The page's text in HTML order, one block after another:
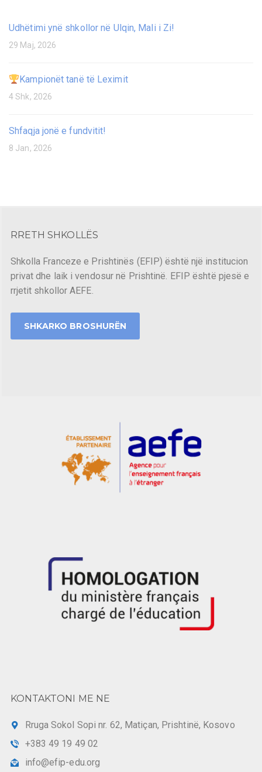
Udhëtimi ynë shkollor në Ulqin, Mali i Zi!
29 Maj, 2026
Kampionët tanë të Leximit
4 Shk, 2026
Shfaqja jonë e fundvitit!
8 Jan, 2026
RRETH SHKOLLËS
Shkolla Franceze e Prishtinës (EFIP) është një institucion
privat dhe laik i vendosur në Prishtinë. EFIP është pjesë e
rrjetit shkollor AEFE.
SHKARKO BROSHURËN
KONTAKTONI ME NE
Rruga Sokol Sopi nr. 62, Matiçan, Prishtinë, Kosovo
+383 49 19 49 02
info@efip-edu.org